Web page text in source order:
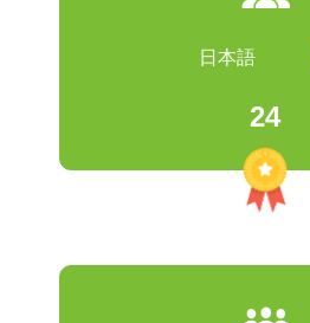
日本語
24